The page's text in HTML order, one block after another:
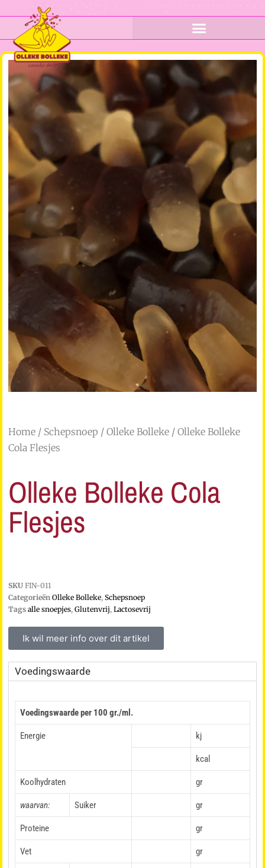
Home / Schepsnoep / Olleke Bolleke / Olleke Bolleke
Cola Flesjes
Olleke Bolleke Cola
Flesjes
SKU FIN-011
Categorieën Olleke Bolleke, Schepsnoep
Tags alle snoepjes, Glutenvrij, Lactosevrij
Ik wil meer info over dit artikel
Voedingswaarde
Voedingswaarde per 100 gr./ml.
Energie kj
kcal
Koolhydraten gr
waarvan: Suiker gr
Proteine gr
Vet gr